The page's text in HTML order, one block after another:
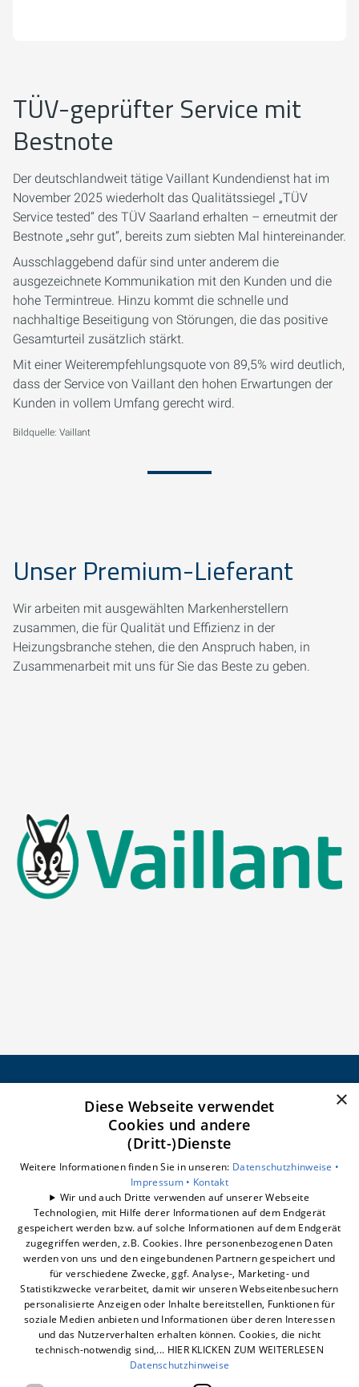
TÜV-geprüfter Service mit
Bestnote
Der deutschlandweit tätige Vaillant Kundendienst hat im
November 2025 wiederholt das Qualitätssiegel „TÜV
Service tested“ des TÜV Saarland erhalten – erneutmit der
Bestnote „sehr gut“, bereits zum siebten Mal hintereinander.
Ausschlaggebend dafür sind unter anderem die
ausgezeichnete Kommunikation mit den Kunden und die
hohe Termintreue. Hinzu kommt die schnelle und
nachhaltige Beseitigung von Störungen, die das positive
Gesamturteil zusätzlich stärkt.
Mit einer Weiterempfehlungsquote von 89,5% wird deutlich,
dass der Service von Vaillant den hohen Erwartungen der
Kunden in vollem Umfang gerecht wird.
Bildquelle: Vaillant
Unser Premium-Lieferant
Wir arbeiten mit ausgewählten Markenherstellern
zusammen, die für Qualität und Effizienz in der
Heizungsbranche stehen, die den Anspruch haben, in
Zusammenarbeit mit uns für Sie das Beste zu geben.
CELSEO Service GmbH
Datenschutzerklärung
Barrierefreiheitserklärung
Unsere Bereiche
Badberatung
Badrechner
Badsanierung
×
Diese Webseite verwendet
Cookies und andere
(Dritt-)Dienste
Weitere Informationen finden Sie in unseren: Datenschutzhinweise •
Impressum • Kontakt
Wir und auch Dritte verwenden auf unserer Webseite
Technologien, mit Hilfe derer Informationen auf dem Endgerät
gespeichert werden bzw. auf solche Informationen auf dem Endgerät
zugegriffen werden, z.B. Cookies. Ihre personenbezogenen Daten
werden von uns und den eingebundenen Partnern gespeichert und
für verschiedene Zwecke, ggf. Analyse-, Marketing- und
Statistikzwecke verarbeitet, damit wir unseren Webseitenbesuchern
personalisierte Anzeigen oder Inhalte bereitstellen, Funktionen für
soziale Medien anbieten und Informationen über deren Interessen
und das Nutzerverhalten erhalten können. Cookies, die nicht
technisch-notwendig sind,... HIER KLICKEN ZUM WEITERLESEN
Datenschutzhinweise